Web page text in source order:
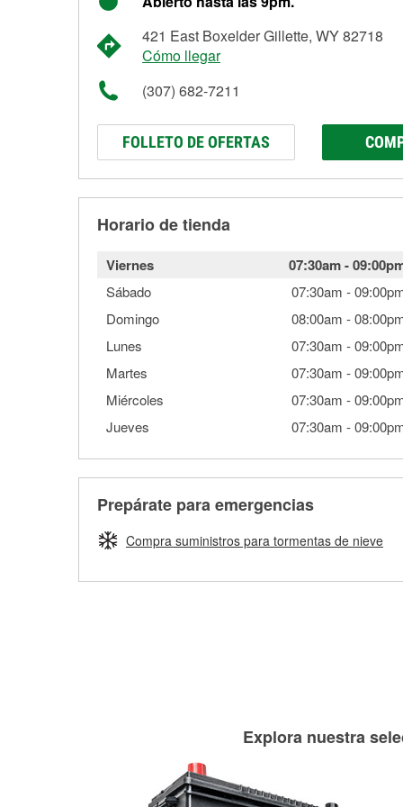
421 East Boxelder Gillette, WY 82718
Cómo llegar
(307) 682-7211
FOLLETO DE OFERTAS
Horario de tienda
Viernes 07:30am-
Sábado 07:30am -
Domingo
08:00am -
Lunes
07:30am -
Martes
07:30am -
Miércoles
07:30am -
Jueves
07:30am -
Prepárate para emergencias
Compra suministros para tormentas de nieve
Explora nuestra